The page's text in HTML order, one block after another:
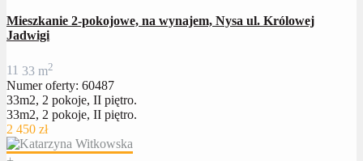
Mieszkanie 2-pokojowe, na wynajem, Nysa ul. Królowej
Jadwigi
11 33 m2
Numer oferty: 60487
33m2, 2 pokoje, II piętro.
33m2, 2 pokoje, II piętro.
2 450 zł